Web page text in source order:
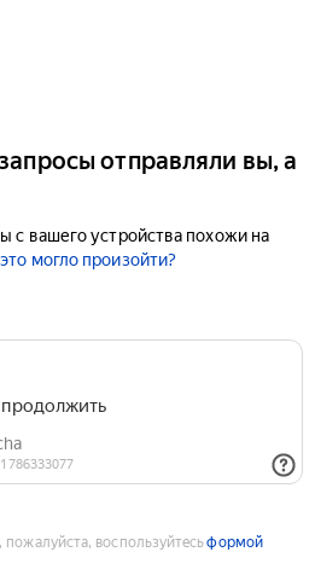
отправляли вы, а
с вашего устройства похожи на
могло произойти?
воспользуйтесьформой